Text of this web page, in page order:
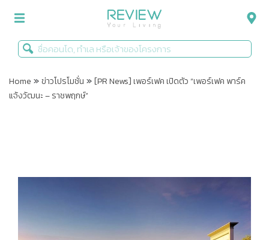
รีวิวคอนโด
Infographic
ข่าวโปรโมชั่น
Home »ข่าวโปรโมชั่น »[PR News] เพอร์เฟค เปิดตัว “เพอร์เฟค พาร์ค
แจ้งวัฒนะ – ราชพฤกษ์”